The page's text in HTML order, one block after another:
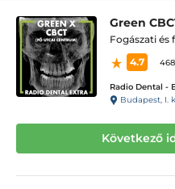
Green
4.7
Radio Dental -
Budapest, I.
Következő